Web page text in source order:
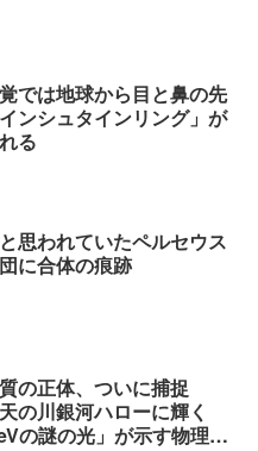
では地球から目と鼻の先
ンシュタインリング」が
る
思われていたペルセウス
に合体の痕跡
の正体、ついに捕捉
の川銀河ハローに輝く
の謎の光」が示す物理学